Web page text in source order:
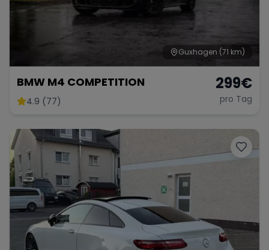
Guxhagen (71 km)
BMW M4 COMPETITION
4.9 (77)
299€
pro Tag